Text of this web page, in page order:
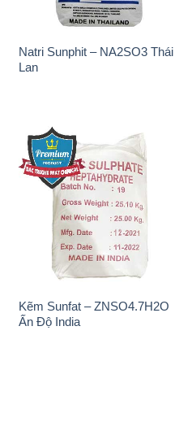
Natri Sunphit – NA2SO3 Thái
Lan
Kẽm Sunfat – ZNSO4.7H2O
Ấn Độ India